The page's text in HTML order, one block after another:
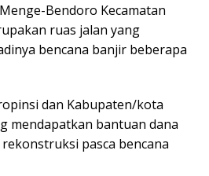
Bendoro Kecamatan
ruas jalan yang
bencana banjir beberapa
dan Kabupaten/kota
mendapatkan bantuan dana
pasca bencana